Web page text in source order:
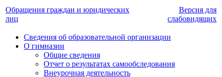
Обращения граждан и юридических
лиц
Версия для
слабовидящих
Сведения об образовательной организации
О гимназии
Общие сведения
Отчет о результатах самообследования
Внеурочная деятельность